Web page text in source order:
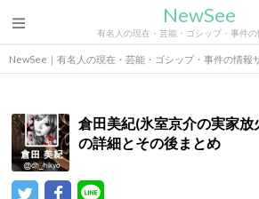
NewSee
有名人の現在・芸能・ゴシップ・事件の
NewSee｜有名人の現在・芸能・ゴシップ・事件の情報
倉田美紀(氷室京介の実家
の詳細とその後まとめ